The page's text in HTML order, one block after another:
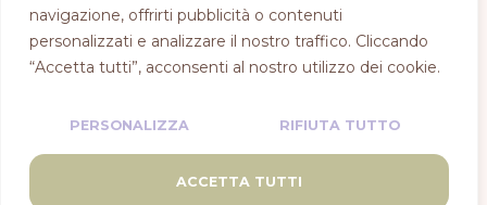
navigazione, offrirti pubblicità o contenuti
personalizzati e analizzare il nostro traffico. Cliccando
“Accetta tutti”, acconsenti al nostro utilizzo dei cookie.
PERSONALIZZA RIFIUTA TUTTO
ACCETTA TUTTI